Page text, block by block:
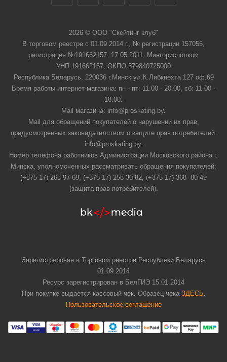
2026 © ООО "Скейтинг клуб"
В торговом реестре с 01.09.2014 г., № регистрации 157055,
регистрация №191662157, 17.05.2011, Мингорисполком
УНП 191662157, ОКПО 379840725000
Республика Беларусь, 220036 г.Минск ул.К.Либкнехта 127 оф.69
Время работы интернет-магазина: пн - пт: 11.00 - 20.00, сб: 11.00 -
18.00.
Mail магазина: info@proskating.by.
Mail для обращений покупателей о нарушении их прав,
предусмотренных законадателством о защите прав потребителей:
info@proskating.by.
Номер телефона работников Администрации Московского района г.
Минска, уполномоченных рассматривать обращения покупателей:
(+375 17) 263-97-69, (+375 17) 258-30-82, (+375 17) 368 -80-49
(защита прав потребителей).
Зарегистрирован в Торговом реестре Республики Беларусь
01.09.2014
Ресурс зарегистрирован в БелГИЭ 15.01.2014
При покупке выдается кассовый чек. Образец чека ЗДЕСЬ
Пользовательское соглашение